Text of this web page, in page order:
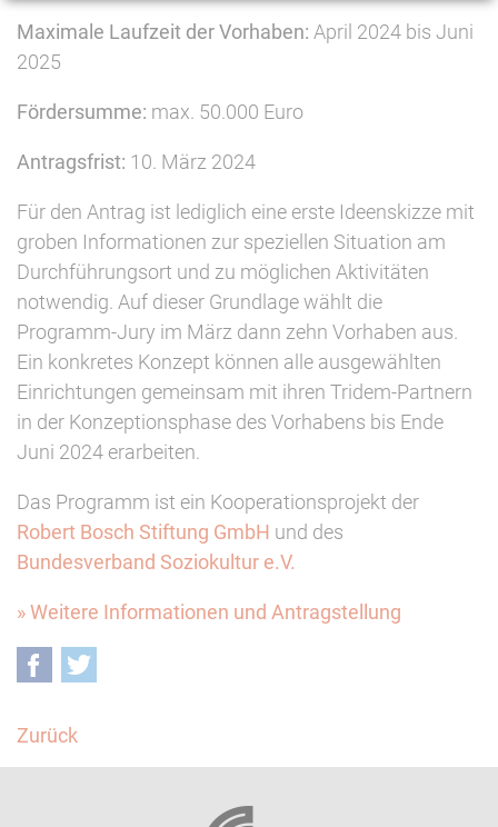
Maximale Laufzeit der Vorhaben: April 2024 bis Juni
2025
Fördersumme: max. 50.000 Euro
Antragsfrist: 10. März 2024
Für den Antrag ist lediglich eine erste Ideenskizze mit
groben Informationen zur speziellen Situation am
Durchführungsort und zu möglichen Aktivitäten
notwendig. Auf dieser Grundlage wählt die
Programm-Jury im März dann zehn Vorhaben aus.
Ein konkretes Konzept können alle ausgewählten
Einrichtungen gemeinsam mit ihren Tridem-Partnern
in der Konzeptionsphase des Vorhabens bis Ende
Juni 2024 erarbeiten.
Das Programm ist ein Kooperationsprojekt der
Robert Bosch Stiftung GmbH und des
Bundesverband Soziokultur e.V.
» Weitere Informationen und Antragstellung
Facebook
Zurück